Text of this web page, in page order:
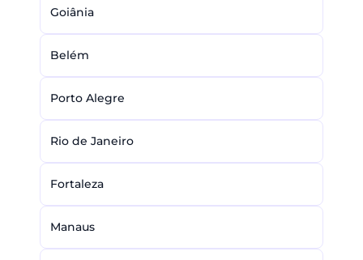
Goiânia
Belém
Porto Alegre
Rio de Janeiro
Fortaleza
Manaus